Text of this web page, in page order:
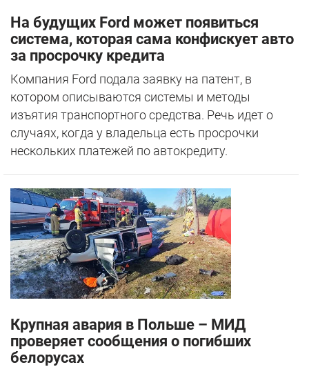
На будущих Ford может появиться
система, которая сама конфискует авто
за просрочку кредита
Компания Ford подала заявку на патент, в
котором описываются системы и методы
изъятия транспортного средства. Речь идет о
случаях, когда у владельца есть просрочки
нескольких платежей по автокредиту.
Крупная авария в Польше – МИД
проверяет сообщения о погибших
белорусах